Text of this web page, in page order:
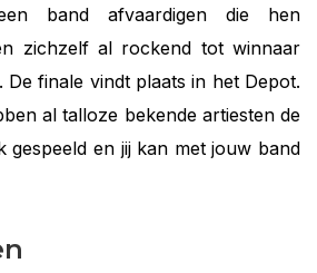
band afvaardigen die hen
zichzelf al rockend tot winnaar
finale vindt plaats in het Depot.
al talloze bekende artiesten de
gespeeld en jij kan met jouw band